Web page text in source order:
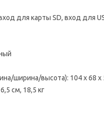
для карты SD, вход для
ширина/высота): 104 х 68 х
см, 18,5 кг